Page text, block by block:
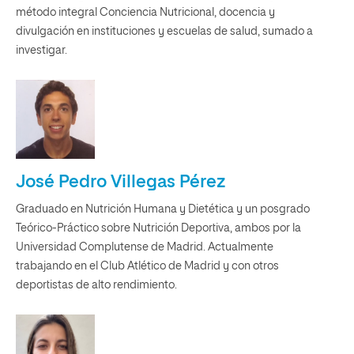
método integral Conciencia Nutricional, docencia y
divulgación en instituciones y escuelas de salud, sumado a
investigar.
José Pedro Villegas Pérez
Graduado en Nutrición Humana y Dietética y un posgrado
Teórico-Práctico sobre Nutrición Deportiva, ambos por la
Universidad Complutense de Madrid. Actualmente
trabajando en el Club Atlético de Madrid y con otros
deportistas de alto rendimiento.